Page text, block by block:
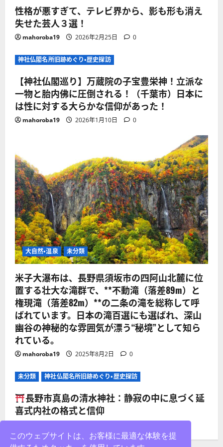
性格が悪すぎて、テレビ界から、影も形も消え
失せた芸人３選！
mahoroba19 2026年2月25日 0
神社仏閣名所旧跡めぐり・歴史探訪
【神社仏閣巡り】万蔵院の子宝豊栄神！立派な
一物と胎内佛に圧倒される！（千葉市）日本に
は性に対する大らかな信仰があった！
mahoroba19 2026年1月10日 0
大自然・温泉 未分類
米子大瀑布は、長野県須坂市の四阿山北麓に位
置する壮大な滝群で、**不動滝（落差89m）と
権現滝（落差82m）**の二条の滝を総称して呼
ばれています。日本の滝百選にも選ばれ、深山
幽谷の神秘的な雰囲気が漂う“秘境”として知ら
れている。
mahoroba19 2025年8月2日 0
未分類 神社仏閣名所旧跡めぐり・歴史探訪
長野市真島の清水神社：静寂の中に息づく延
喜式内社の格式と信仰
このウェブサイトは、お客様に最適な体験を提